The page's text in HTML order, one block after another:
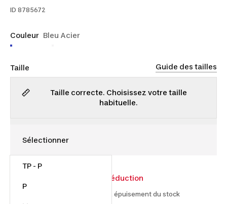
ID 8785672
Couleur Bleu Acier
Taille Guide des tailles
Taille correcte. Choisissez votre taille
habituelle.
TP - P
P
40% de réduction
À partir du 2026-07-15 et jusqu'à épuisement du stock